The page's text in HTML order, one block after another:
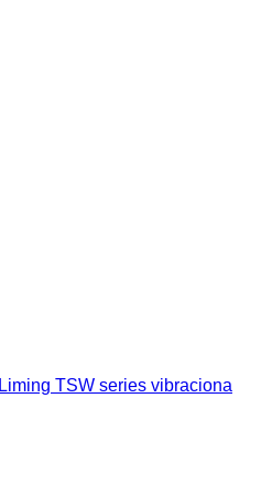
Liming TSW series vibraciona